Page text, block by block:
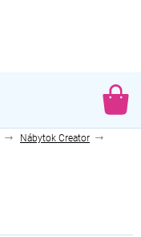
Nábytok Creator